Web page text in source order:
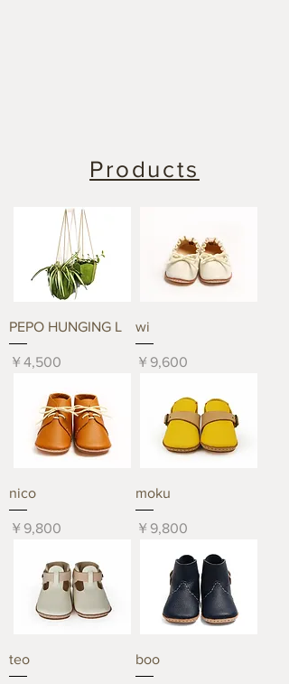
PEPO HUNGING L
価格
￥4,500
wi
価格
￥9,600
nico
価格
￥9,800
moku
価格
￥9,800
teo boo
Products